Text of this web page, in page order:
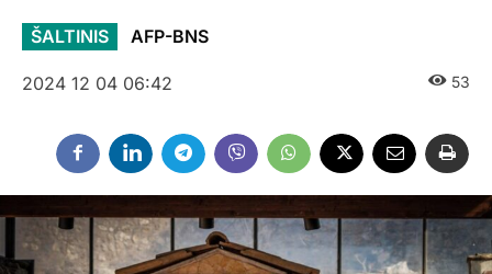
ŠALTINIS AFP-BNS
2024 12 04 06:42 53